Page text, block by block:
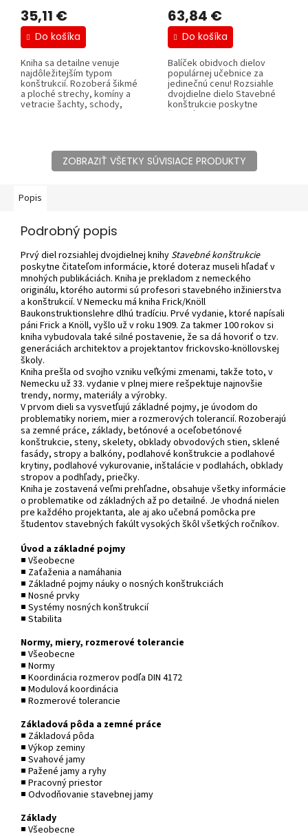
35,11 €
Do košíka
Kniha sa detailne venuje
najdôležitejším typom
konštrukcií. Rozoberá šikmé
a ploché strechy, komíny a
vetracie šachty, schody,
63,84 €
Do košíka
Balíček obidvoch dielov
populárnej učebnice za
jedinečnú cenu! Rozsiahle
dvojdielne dielo Stavebné
konštrukcie poskytne
čitateľom...
ZOBRAZIŤ VŠETKY SÚVISIACE PRODUKTY
Popis
Podrobný popis
Prvý diel rozsiahlej dvojdielnej knihy Stavebné konštrukcie
poskytne čitateľom informácie, ktoré doteraz museli hľadať v
mnohých publikáciách. Kniha je prekladom z nemeckého
originálu, ktorého autormi sú profesori stavebného inžinierstva
a konštrukcií. V Nemecku má kniha Frick/Knöll
Baukonstruktionslehre dlhú tradíciu. Prvé vydanie, ktoré napísali
páni Frick a Knöll, vyšlo už v roku 1909. Za takmer 100 rokov si
kniha vybudovala také silné postavenie, že sa dá hovoriť o tzv.
generáciách architektov a projektantov frickovsko-knöllovskej
školy.
Kniha prešla od svojho vzniku veľkými zmenami, takže toto, v
Nemecku už 33. vydanie v plnej miere rešpektuje najnovšie
trendy, normy, materiály a výrobky.
V prvom dieli sa vysvetľujú základné pojmy, je úvodom do
problematiky noriem, mier a rozmerových tolerancií. Rozoberajú
sa zemné práce, základy, betónové a oceľobetónové
konštrukcie, steny, skelety, obklady obvodových stien, sklené
fasády, stropy a balkóny, podlahové konštrukcie a podlahové
krytiny, podlahové vykurovanie, inštalácie v podlahách, obklady
stropov a podhľady, priečky.
Kniha je zostavená veľmi prehľadne, obsahuje všetky informácie
o problematike od základných až po detailné. Je vhodná nielen
pre každého projektanta, ale aj ako učebná pomôcka pre
študentov stavebných fakúlt vysokých škôl všetkých ročníkov.
Úvod a základné pojmy
■ Všeobecne
■ Zaťaženia a namáhania
■ Základné pojmy náuky o nosných konštrukciách
■ Nosné prvky
■ Systémy nosných konštrukcií
■ Stabilita
Normy, miery, rozmerové tolerancie
■ Všeobecne
■ Normy
■ Koordinácia rozmerov podľa DIN 4172
■ Modulová koordinácia
■ Rozmerové tolerancie
Základová pôda a zemné práce
■ Základová pôda
■ Výkop zeminy
■ Svahové jamy
■ Pažené jamy a ryhy
■ Pracovný priestor
■ Odvodňovanie stavebnej jamy
Základy
■ Všeobecne